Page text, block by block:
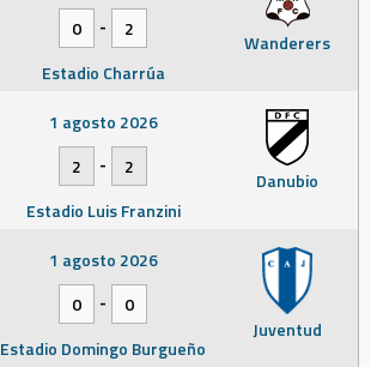
Wanderers
0
-
2
Estadio Charrúa
Danubio
1 agosto 2026
2
-
2
Estadio Luis Franzini
Juventud
1 agosto 2026
0
-
0
Estadio Domingo Burgueño